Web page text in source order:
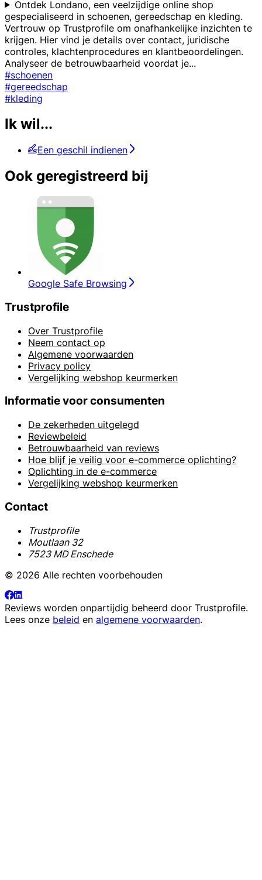
Ontdek Londano, een veelzijdige online shop
gespecialiseerd in schoenen, gereedschap en kleding.
Vertrouw op Trustprofile om onafhankelijke inzichten te
krijgen. Hier vind je details over contact, juridische
controles, klachtenprocedures en klantbeoordelingen.
Analyseer de betrouwbaarheid voordat je...
#schoenen
#gereedschap
#kleding
Ik wil...
Een geschil indienen
Ook geregistreerd bij
Google Safe Browsing
Trustprofile
Over Trustprofile
Neem contact op
Algemene voorwaarden
Privacy policy
Vergelijking webshop keurmerken
Informatie voor consumenten
De zekerheden uitgelegd
Reviewbeleid
Betrouwbaarheid van reviews
Hoe blijf je veilig voor e-commerce oplichting?
Oplichting in de e-commerce
Vergelijking webshop keurmerken
Contact
Trustprofile
Moutlaan 32
7523 MD Enschede
© 2026 Alle rechten voorbehouden
Reviews worden onpartijdig beheerd door Trustprofile.
Lees onze beleid en algemene voorwaarden.